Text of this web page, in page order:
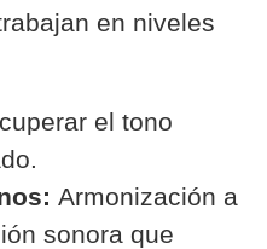
en niveles
el tono
Armonización a
sonora que